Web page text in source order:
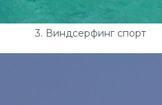
3. Виндсерфинг спорт